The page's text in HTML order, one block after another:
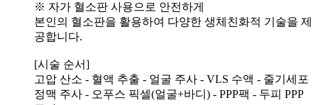
※ 자가 혈소판 사용으로 안전하게
본인의 혈소판을 활용하여 다양한 생체친화적 기술을 제
공합니다.
[시술 순서]
고압 산소 - 혈액 추출 - 얼굴 주사 - VLS 수액 - 줄기세포
정맥 주사 - 오푸스 픽셀(얼굴+바디) - PPP팩 - 두피 PPP